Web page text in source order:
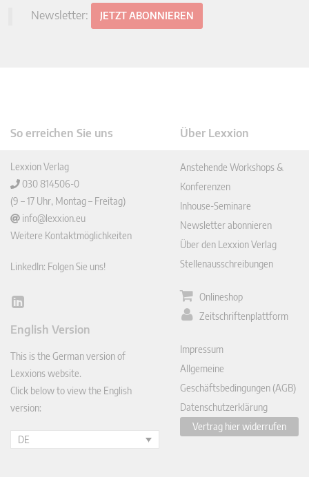
Newsletter: JETZT ABONNIEREN
So erreichen Sie uns
Lexxion Verlag
030 814506-0
(9 – 17 Uhr, Montag – Freitag)
info@lexxion.eu
Weitere Kontaktmöglichkeiten
LinkedIn: Folgen Sie uns!
Lin
In
English Version
This is the German version of
Lexxions website.
Click below to view the English
version:
DE
Über Lexxion
Anstehende Workshops &
Konferenzen
Inhouse-Seminare
Newsletter abonnieren
Über den Lexxion Verlag
Stellenausschreibungen
Onlineshop
Zeitschriftenplattform
Impressum
Allgemeine
Geschäftsbedingungen (AGB)
Datenschutzerklärung
Vertrag hier widerrufen